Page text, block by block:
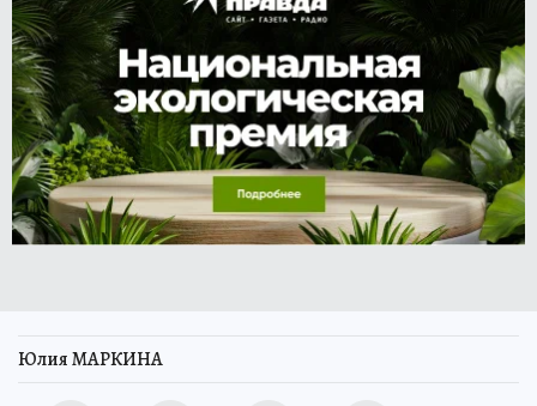
Юлия МАРКИНА